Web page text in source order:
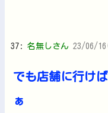
37: 名無しさん 23/06/
でも店舗に行け
ぁ